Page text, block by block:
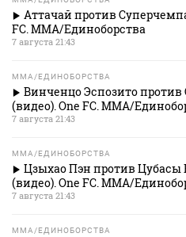
Аттачай против
FC. MMA/Единоборства
7 августа 21:43
MMA/ЕДИНОБОРСТВА
Винченцо Эспозито
(видео). One FC. MMA/
7 августа 21:43
MMA/ЕДИНОБОРСТВА
Цзыхао Пэн против Цубасы
(видео). One FC. MMA/
7 августа 21:43
MMA/ЕДИНОБОРСТВА